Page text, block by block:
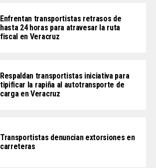
Enfrentan transportistas retrasos de
hasta 24 horas para atravesar la ruta
fiscal en Veracruz
Respaldan transportistas iniciativa para
tipificar la rapiña al autotransporte de
carga en Veracruz
Transportistas denuncian extorsiones en
carreteras